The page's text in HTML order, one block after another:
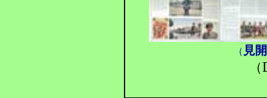
（ 見
（